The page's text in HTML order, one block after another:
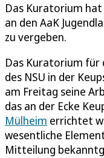
Das Kuratorium
an den AaK
zu vergeben.
Das Kuratorium für
des NSU in der
am Freitag seine
das an der Ecke
Mülheim errichtet
wesentliche
Mitteilung